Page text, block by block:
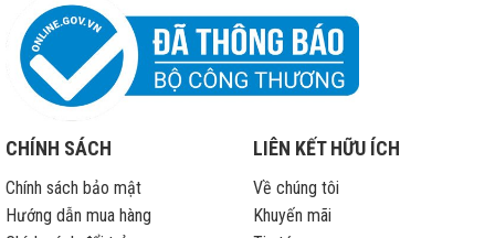
hành
CHÍNH SÁCH
Chính sách bảo mật
Hướng dẫn mua hàng
LIÊN KẾT HỮU ÍCH
Về chúng tôi
Khuyến mãi